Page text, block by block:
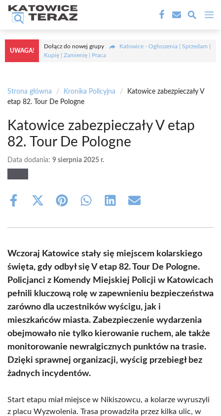
Przejdź
treści
UWAGA!
Dołącz do nowej grupy
Katowice - Ogłoszenia | Sprzedam |
Kupię | Zamienię | Praca
Strona główna / Kronika Policyjna /
Katowice zabezpieczały V
etap 82. Tour De Pologne
Katowice zabezpieczały V etap
82. Tour De Pologne
Data dodania: 9 sierpnia 2025 r.
Share
Share
(Twitter)
Share Share Share Share
Wczoraj Katowice stały się miejscem kolarskiego
święta, gdy odbył się V etap 82. Tour De Pologne.
Policjanci z Komendy Miejskiej Policji w Katowicach
pełnili kluczową rolę w zapewnieniu bezpieczeństwa
zarówno dla uczestników wyścigu, jak i
mieszkańców miasta. Zabezpieczenie wydarzenia
obejmowało nie tylko kierowanie ruchem, ale także
monitorowanie newralgicznych punktów na trasie.
Dzięki sprawnej organizacji, wyścig przebiegł bez
żadnych incydentów.
Start etapu miał miejsce w Nikiszowcu, a kolarze wyruszyli
z placu Wyzwolenia. Trasa prowadziła przez kilka ulic, w